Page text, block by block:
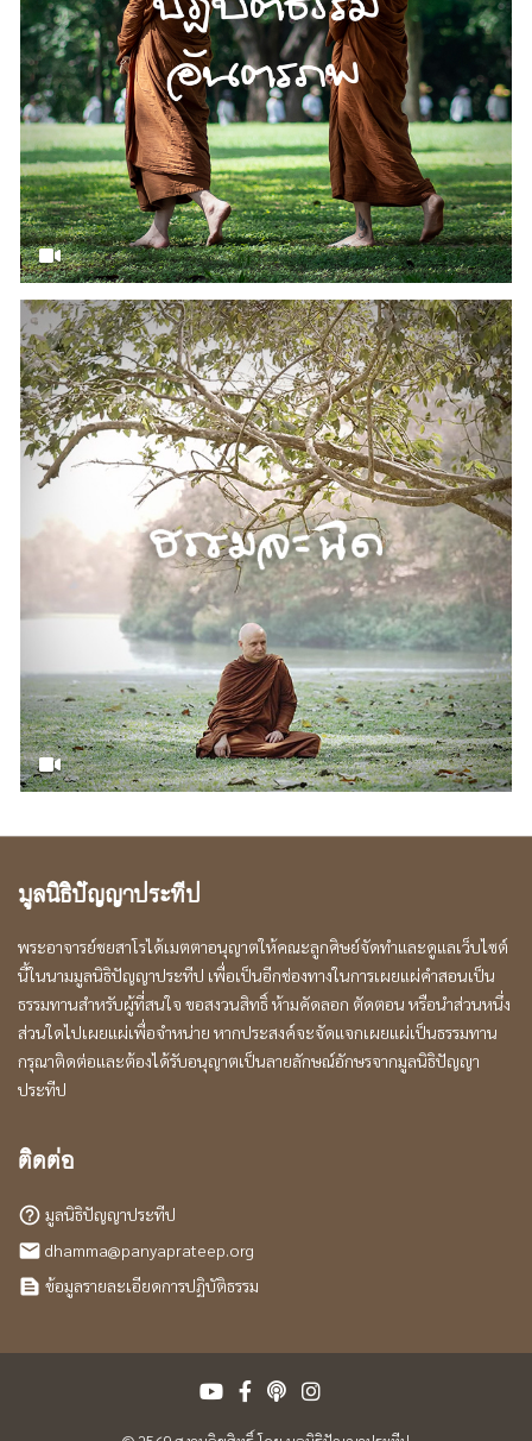
มูลนิธิปัญญาประทีป
พระอาจารย์ชยสาโรได้เมตตาอนุญาตให้คณะลูกศิษย์จัดทำและดูแลเว็บไซต์
นี้ในนามมูลนิธิปัญญาประทีป เพื่อเป็นอีกช่องทางในการเผยแผ่คำสอนเป็น
ธรรมทานสำหรับผู้ที่สนใจ ขอสงวนสิทธิ์ ห้ามคัดลอก ตัดตอน หรือนำส่วนหนึ่ง
ส่วนใดไปเผยแผ่เพื่อจำหน่าย หากประสงค์จะจัดแจกเผยแผ่เป็นธรรมทาน
กรุณาติดต่อและต้องได้รับอนุญาตเป็นลายลักษณ์อักษรจากมูลนิธิปัญญา
ประทีป
ติดต่อ
help_outline มูลนิธิปัญญาประทีป
local_post_office dhamma@panyaprateep.org
text_snippet ข้อมูลรายละเอียดการปฏิบัติธรรม